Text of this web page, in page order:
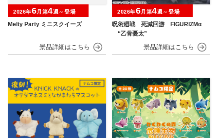
Melty Party ミニスクイーズ
2026年6月第4週～登場
呪術廻戦 死滅回游 FIGURIZMα
“乙骨憂太”
2026年6月第4週～登場